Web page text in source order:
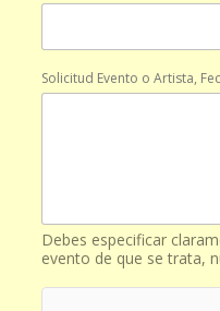
Solicitud Evento o Artista,
Debes especificar
evento de que se trata,